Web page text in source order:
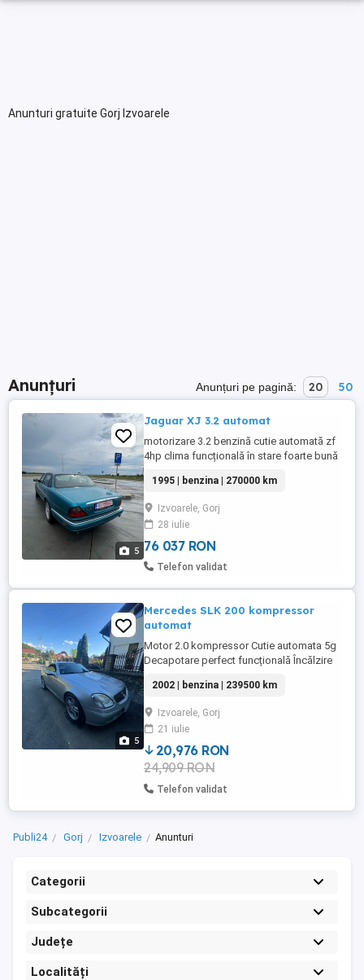
Anunturi gratuite Gorj Izvoarele
Anunțuri Anunțuri pe pagină: 20 50
5
Jaguar XJ 3.2 automat
motorizare 3.2 benzină cutie automată zf
4hp clima funcțională în stare foarte bună
1995 | benzina | 270000 km
Izvoarele, Gorj
28 iulie
76 037 RON
Telefon validat
5
Mercedes SLK 200 kompressor
automat
Motor 2.0 kompressor Cutie automata 5g
Decapotare perfect funcțională Încălzire
telefon
2002 | benzina | 239500 km
Izvoarele, Gorj
21 iulie
20,976 RON
24,909 RON
Telefon validat
Publi24 Gorj Izvoarele Anunturi
Categorii
Subcategorii
Județe
Localități